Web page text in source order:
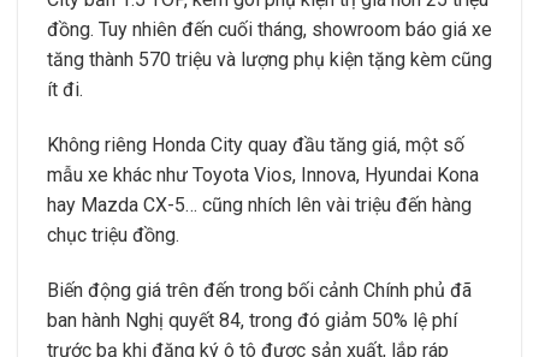
đồng. Tuy nhiên đến cuối tháng, showroom báo giá xe
tăng thành 570 triệu và lượng phụ kiện tặng kèm cũng
ít đi.
Không riêng Honda City quay đầu tăng giá, một số
mẫu xe khác như Toyota Vios, Innova, Hyundai Kona
hay Mazda CX-5… cũng nhích lên vài triệu đến hàng
chục triệu đồng.
Biến động giá trên đến trong bối cảnh Chính phủ đã
ban hành Nghị quyết 84, trong đó giảm 50% lệ phí
trước bạ khi đăng ký ô tô được sản xuất, lắp ráp